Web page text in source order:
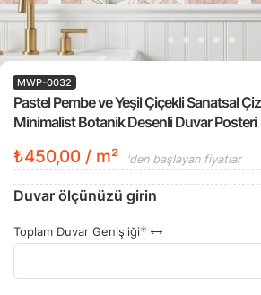
Pastel Pembe ve Yeşil Çiçekli Sanatsal
Minimalist Botanik Desenli Duvar Posteri
MWP-0032
₺450,00 / m² 'den başlayan fiyatlar
Duvar ölçünüzü girin
Toplam Duvar Genişliği